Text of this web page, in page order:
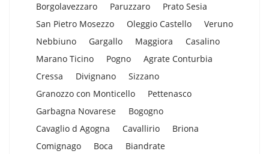
Borgolavezzaro
Paruzzaro
Prato Sesia
San Pietro Mosezzo
Oleggio Castello
Veruno
Nebbiuno
Gargallo Maggiora
Casalino
Marano Ticino
Pogno
Agrate Conturbia
Cressa
Divignano
Sizzano
Granozzo con Monticello
Pettenasco
Garbagna Novarese
Bogogno
Cavaglio d Agogna
Cavallirio
Briona
Comignago
Boca
Biandrate